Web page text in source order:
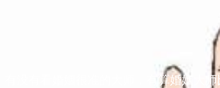
有没有看婚姻很准的大师，有算婚姻大